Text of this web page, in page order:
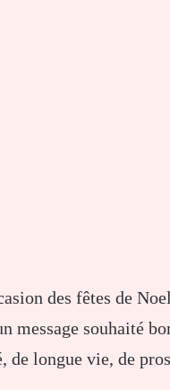
des fêtes de
message souhaité
de longue vie, de